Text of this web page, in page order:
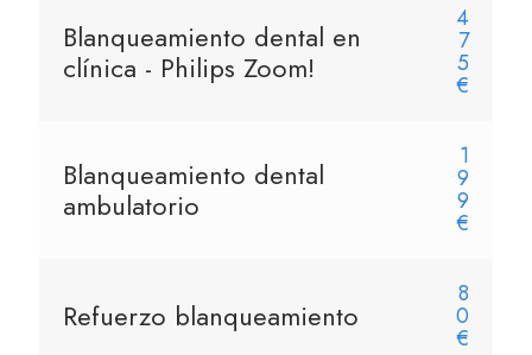
Blanqueamiento dental en
clínica - Philips Zoom!
4
7
5
€
Blanqueamiento dental
ambulatorio
1
9
9
€
Refuerzo blanqueamiento
8
0
€